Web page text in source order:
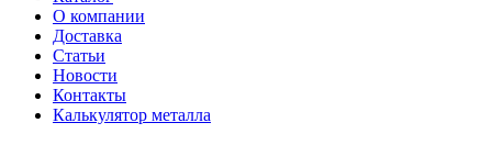
О компании
Доставка
Статьи
Новости
Контакты
Калькулятор металла